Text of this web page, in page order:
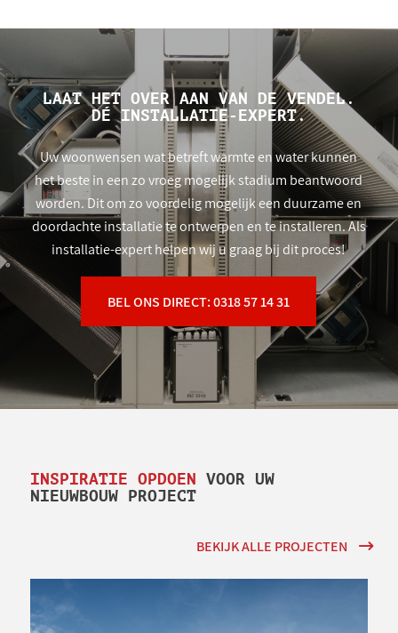
LAAT HET OVER AAN VAN DE VENDEL.
DÉ INSTALLATIE-EXPERT.
Uw woonwensen wat betreft warmte en water kunnen
het beste in een zo vroeg mogelijk stadium beantwoord
worden. Dit om zo voordelig mogelijk een duurzame en
doordachte installatie te ontwerpen en te installeren. Als
installatie-expert helpen wij u graag bij dit proces!
BEL ONS DIRECT: 0318 57 14 31
INSPIRATIE OPDOEN VOOR UW
NIEUWBOUW PROJECT
BEKIJK ALLE PROJECTEN